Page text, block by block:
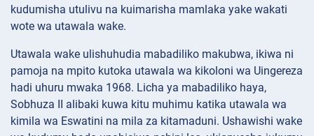
kudumisha utulivu na kuimarisha mamlaka yake wakati
wote wa utawala wake.
Utawala wake ulishuhudia mabadiliko makubwa, ikiwa ni
pamoja na mpito kutoka utawala wa kikoloni wa Uingereza
hadi uhuru mwaka 1968. Licha ya mabadiliko haya,
Sobhuza II alibaki kuwa kitu muhimu katika utawala wa
kimila wa Eswatini na mila za kitamaduni. Ushawishi wake